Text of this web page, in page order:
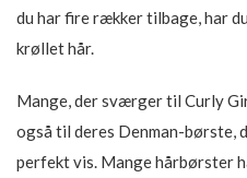
du har fire rækker tilbage, har
krøllet hår.
Mange, der sværger til Curly
også til deres Denman-børste,
perfekt vis. Mange hårbørster